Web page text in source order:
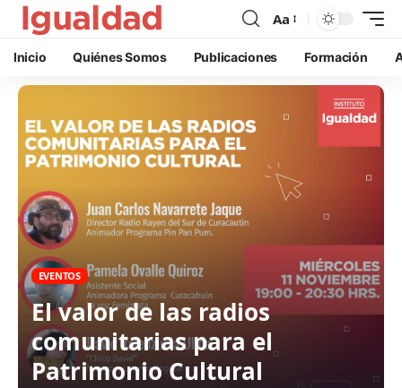
Aa
Inicio Quiénes Somos Publicaciones Formación
EVENTOS
El valor de las radios
comunitarias para el
Patrimonio Cultural